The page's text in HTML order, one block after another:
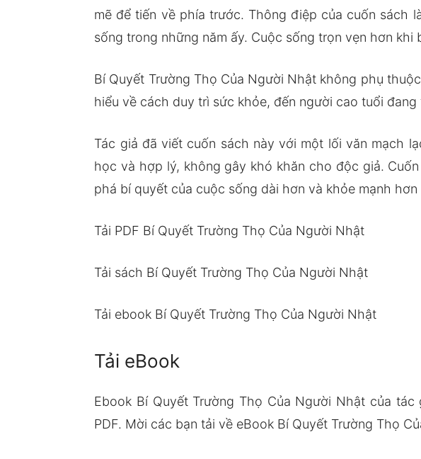
mẽ để tiến về phía trước. Thông điệp của cuốn sách
sống trong những năm ấy. Cuộc sống trọn vẹn hơn
Bí Quyết Trường Thọ Của Người Nhật không phụ
hiểu về cách duy trì sức khỏe, đến người cao tuổi
Tác giả đã viết cuốn sách này với một lối văn mạch
học và hợp lý, không gây khó khăn cho độc giả.
phá bí quyết của cuộc sống dài hơn và khỏe mạnh
Tải PDF Bí Quyết Trường Thọ Của Người Nhật
Tải sách Bí Quyết Trường Thọ Của Người Nhật
Tải ebook Bí Quyết Trường Thọ Của Người Nhật
Tải eBook
Ebook Bí Quyết Trường Thọ Của Người Nhật của
PDF. Mời các bạn tải về eBook Bí Quyết Trường Thọ